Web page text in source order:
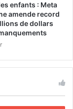
enfants : Meta
amende record
de dollars